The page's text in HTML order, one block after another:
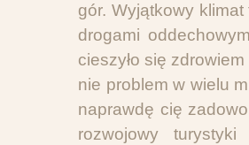
gór. Wyjątkowy
drogami
cieszyło się
nie problem w wielu
naprawdę cię
rozwojowy